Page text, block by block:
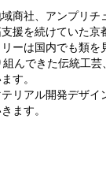
商社、アンプリチ
援を続けていた京
ーは国内でも類を
んできた伝統工
す。
リアル開発デザイ
ます。